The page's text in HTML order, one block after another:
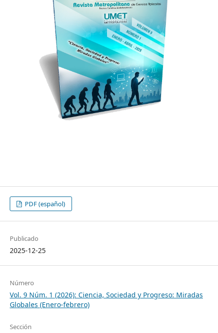
PDF (español)
Publicado
2025-12-25
Número
Vol. 9 Núm. 1 (2026): Ciencia, Sociedad y Progreso: Miradas
Globales (Enero-febrero)
Sección